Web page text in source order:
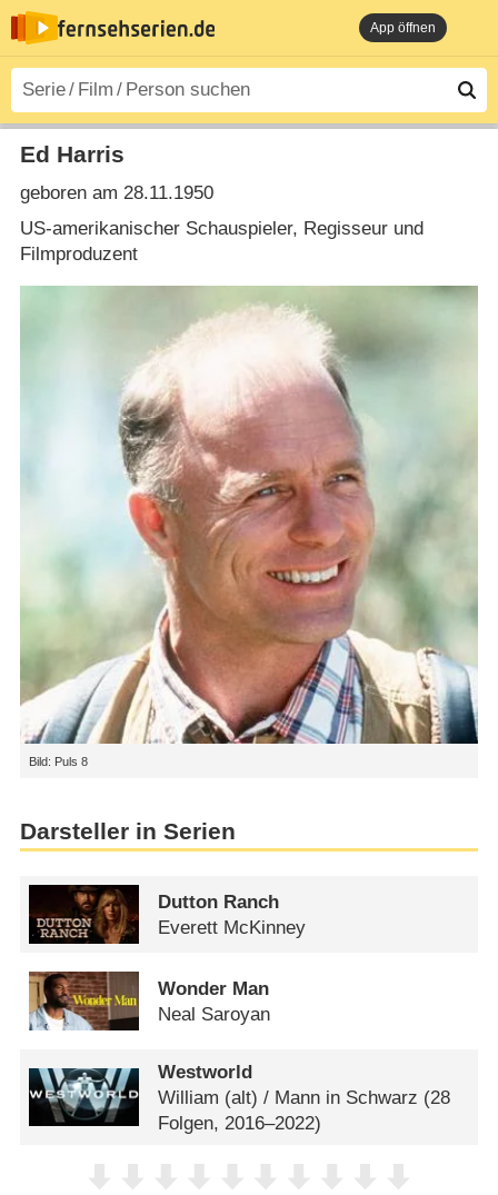
App öffnen
Bild: Puls 8
Ed Harris
geboren am 28.11.1950
US-amerikanischer Schauspieler, Regisseur und
Filmproduzent
Darsteller in Serien
Dutton Ranch
Everett McKinney
Wonder Man
Neal Saroyan
Westworld
William (alt) /​ Mann in Schwarz (28
Folgen, 2016–2022)